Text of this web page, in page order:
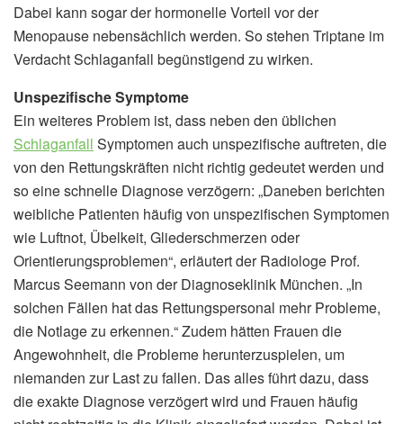
Dabei kann sogar der hormonelle Vorteil vor der
Menopause nebensächlich werden. So stehen Triptane im
Verdacht Schlaganfall begünstigend zu wirken.
Unspezifische Symptome
Ein weiteres Problem ist, dass neben den üblichen
Schlaganfall Symptomen auch unspezifische auftreten, die
von den Rettungskräften nicht richtig gedeutet werden und
so eine schnelle Diagnose verzögern: „Daneben berichten
weibliche Patienten häufig von unspezifischen Symptomen
wie Luftnot, Übelkeit, Gliederschmerzen oder
Orientierungsproblemen“, erläutert der Radiologe Prof.
Marcus Seemann von der Diagnoseklinik München. „In
solchen Fällen hat das Rettungspersonal mehr Probleme,
die Notlage zu erkennen.“ Zudem hätten Frauen die
Angewohnheit, die Probleme herunterzuspielen, um
niemanden zur Last zu fallen. Das alles führt dazu, dass
die exakte Diagnose verzögert wird und Frauen häufig